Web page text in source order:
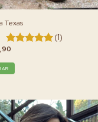
Texas
(1)